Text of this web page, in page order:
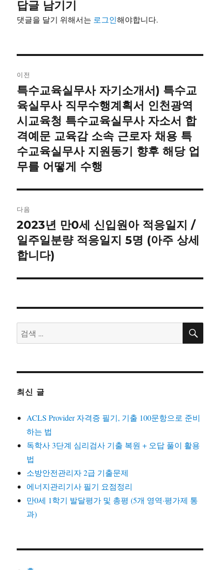
답글 남기기
댓글을 달기 위해서는 로그인해야합니다.
내
비
게
이
션
이전
이
전
글:
특수교육실무사 자기소개서) 특수교
육실무사 직무수행계획서 인천광역
시교육청 특수교육실무사 자소서 합
격예문 교육감 소속 근로자 채용 특
수교육실무사 지원동기 향후 해당 업
무를 어떻게 수행
다음
다
음
글:
2023년 만0세 신입원아 적응일지 /
일주일분량 적응일지 5명 (아주 상세
합니다)
검
색:
검
최신 글
ACLS Provider 자격증 필기, 기출 100문항으로 준비
하는 법
독학사 3단계 심리검사 기출 복원 + 오답 풀이 활용
법
소방안전관리자 2급 기출문제
에너지관리기사 필기 요점정리
만0세 1학기 발달평가 및 총평 (5개 영역·평가제 통
과)